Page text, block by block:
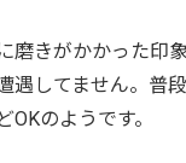
磨きがかかった印
遇してません。普
OKのようです。